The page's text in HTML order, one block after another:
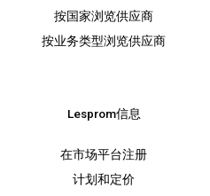
按国家浏览供应商
按业务类型浏览供应商
Lesprom信息
在市场平台注册
计划和定价